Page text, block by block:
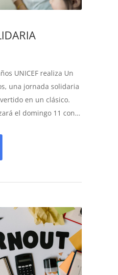
UNICEF realiza Un
una jornada solidaria
en un clásico.
el domingo 11 con…